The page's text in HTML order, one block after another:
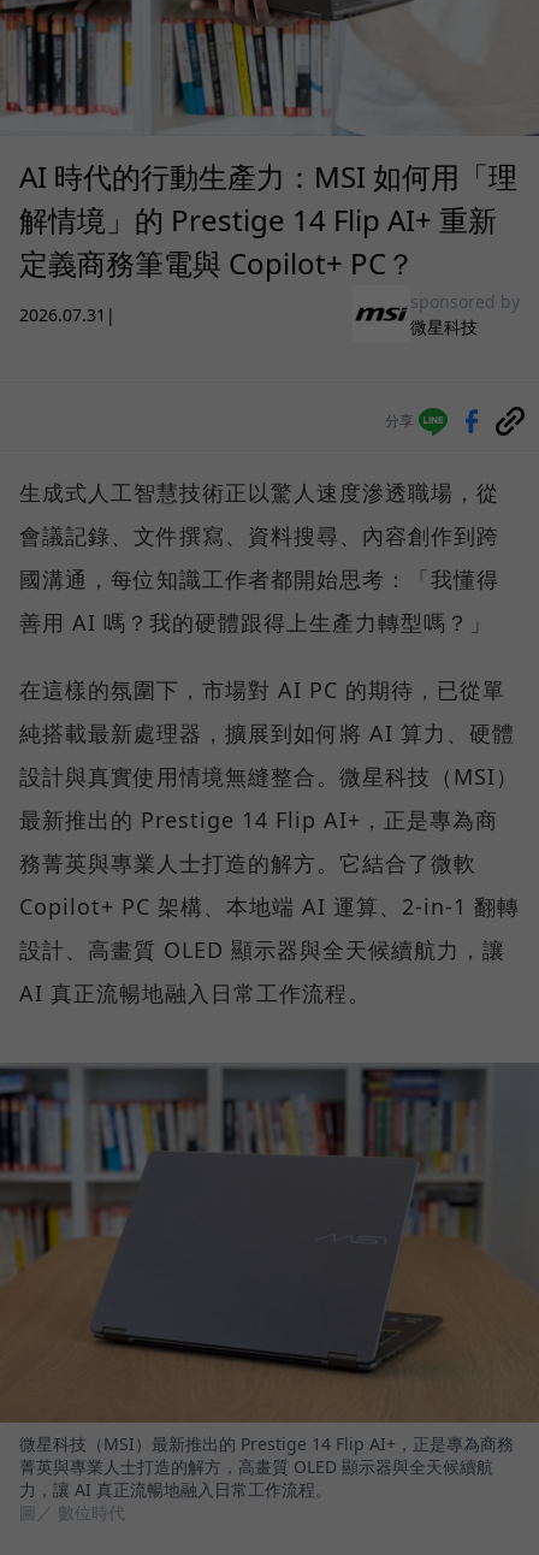
AI 時代的行動生產力：MSI 如何用「理
解情境」的 Prestige 14 Flip AI+ 重新
定義商務筆電與 Copilot+ PC？
2026.07.31 |
sponsored by
微星科技
分享
生成式人工智慧技術正以驚人速度滲透職場，從
會議記錄、文件撰寫、資料搜尋、內容創作到跨
國溝通，每位知識工作者都開始思考：「我懂得
善用 AI 嗎？我的硬體跟得上生產力轉型嗎？」
在這樣的氛圍下，市場對 AI PC 的期待，已從單
純搭載最新處理器，擴展到如何將 AI 算力、硬體
設計與真實使用情境無縫整合。微星科技（MSI）
最新推出的 Prestige 14 Flip AI+，正是專為商
務菁英與專業人士打造的解方。它結合了微軟
Copilot+ PC 架構、本地端 AI 運算、2-in-1 翻轉
設計、高畫質 OLED 顯示器與全天候續航力，讓
AI 真正流暢地融入日常工作流程。
微星科技（MSI）最新推出的 Prestige 14 Flip AI+，正是專為商務
菁英與專業人士打造的解方，高畫質 OLED 顯示器與全天候續航
力，讓 AI 真正流暢地融入日常工作流程。
圖／ 數位時代